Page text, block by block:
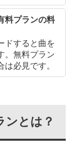
料プランの料
ドすると曲を
。無料プラン
必見です。
ンとは？